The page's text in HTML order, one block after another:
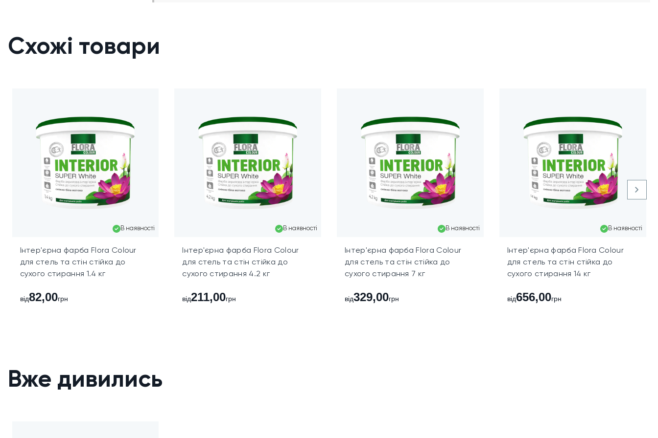
Як користуватися
Підготуйте поверхню: видаліть стару шпалеру, крейдяну побілку, пил, жирові плями. Тріщини зашпаклюйте та дайте висохнути.
Перед роботою ретельно перемішайте фарбу до однорідної консистенції. За потреби додайте до 5–10 % чистої води.
Наносьте при температурі повітря та основи від +5 °C до +30 °C, відносна вологість — не вище 80 %.
Нанесіть другий шар для рівномірного укриття. Повне висихання покриття — 24 години.
Інструмент одразу після роботи промийте теплою водою.
Розрахунок кількості
Для орієнтовного розрахунку: банки 3,8 кг вистачає на 15–25 м? у два шари, 6,3 кг — на 25–42 м?, 12,6 кг — на 50–84 м?. Фасування
рукавички та захисні окуляри — луг може подразнювати шкіру та слизові оболонки. Берегти від дітей.
Схожі товари
В наявності
Інтер'єрна фарба Flora Colour
для стель та стін стійка до
сухого стирання 1.4 кг
від82,00грн
В наявності
Інтер'єрна фарба Flora Colour
для стель та стін стійка до
сухого стирання 4.2 кг
від211,00грн
В наявності
Інтер'єрна фарба Flora Colour
для стель та стін стійка до
сухого стирання 7 кг
від329,00грн
В наявності
Інтер'єрна фарба Flora Colour
для стель та стін стійка до
сухого стирання 14 кг
від656,00грн
Вже дивились